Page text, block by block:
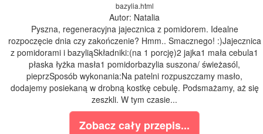
bazylia.html
Autor: Natalia
Pyszna, regeneracyjna jajecznica z pomidorem. Idealne
rozpoczęcie dnia czy zakończenie? Hmm.. Smacznego! :)Jajecznica
z pomidorami i bazyliąSkładniki:(na 1 porcję)2 jajka1 mała cebula1
płaska łyżka masła1 pomidorbazylia suszona/ świeżasól,
pieprzSposób wykonania:Na patelni rozpuszczamy masło,
dodajemy posiekaną w drobną kostkę cebulę. Podsmażamy, aż się
zeszkli. W tym czasie...
Zobacz cały przepis...